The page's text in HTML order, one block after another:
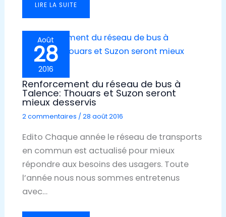
LIRE LA SUITE
Août
28
2016
Renforcement du réseau de bus à
Talence: Thouars et Suzon seront
mieux desservis
2 commentaires / 28 août 2016
Edito Chaque année le réseau de transports
en commun est actualisé pour mieux
répondre aux besoins des usagers. Toute
l’année nous nous sommes entretenus
avec…